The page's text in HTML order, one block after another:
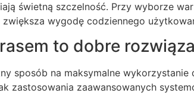
świetną szczelność. Przy wyborze
wygodę codziennego
to dobre
sposób na maksymalne wykorzystanie
zastosowania zaawansowanych